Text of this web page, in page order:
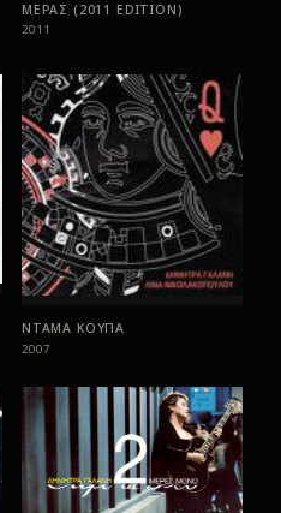
ΜΕΡΑΣ (2011 EDITION)
2011
ΝΤΑΜΑ ΚΟΥΠΑ
2007